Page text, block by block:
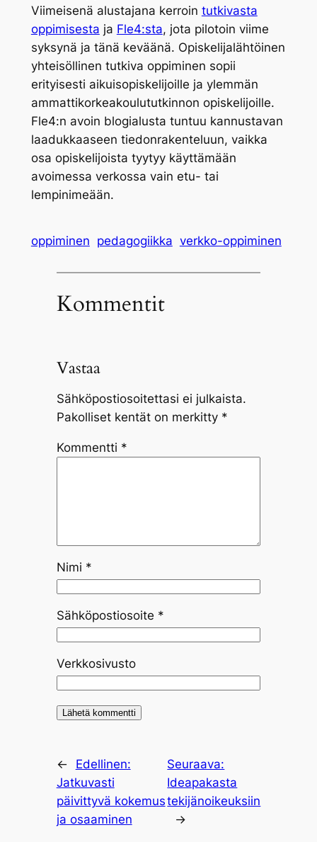
Viimeisenä alustajana kerroin tutkivasta
oppimisesta ja Fle4:sta, jota pilotoin viime
syksynä ja tänä keväänä. Opiskelijalähtöinen
yhteisöllinen tutkiva oppiminen sopii
erityisesti aikuisopiskelijoille ja ylemmän
ammattikorkeakoulututkinnon opiskelijoille.
Fle4:n avoin blogialusta tuntuu kannustavan
laadukkaaseen tiedonrakenteluun, vaikka
osa opiskelijoista tyytyy käyttämään
avoimessa verkossa vain etu- tai
lempinimeään.
oppiminen pedagogiikka verkko-oppiminen
Kommentit
Vastaa
Sähköpostiosoitettasi ei julkaista.
Pakolliset kentät on merkitty *
Kommentti *
Nimi *
Sähköpostiosoite *
Verkkosivusto
←
Edellinen:
Jatkuvasti
päivittyvä kokemus
ja osaaminen
Seuraava:
Ideapakasta
tekijänoikeuksiin
→